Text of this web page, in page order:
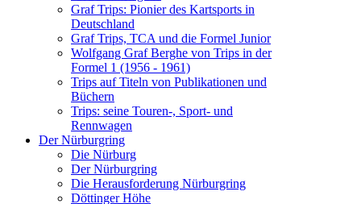
Graf Trips: Pionier des Kartsports in
Deutschland
Graf Trips, TCA und die Formel Junior
Wolfgang Graf Berghe von Trips in der
Formel 1 (1956 - 1961)
Trips auf Titeln von Publikationen und
Büchern
Trips: seine Touren-, Sport- und
Rennwagen
Der Nürburgring
Die Nürburg
Der Nürburgring
Die Herausforderung Nürburgring
Döttinger Höhe